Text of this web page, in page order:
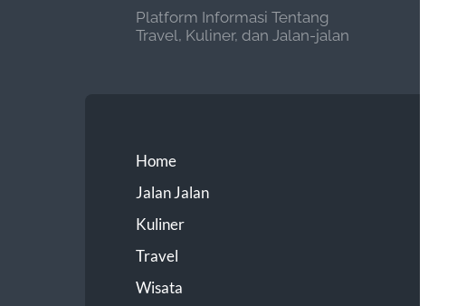
Platform Informasi Tentang
Travel, Kuliner, dan Jalan-jalan
Home
Jalan Jalan
Kuliner
Travel
Wisata